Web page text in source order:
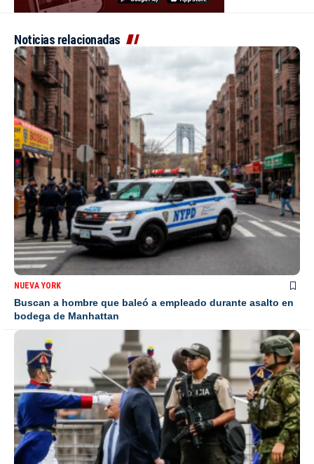
Noticias relacionadas
NUEVA YORK
Buscan a hombre que baleó a empleado durante asalto en
bodega de Manhattan